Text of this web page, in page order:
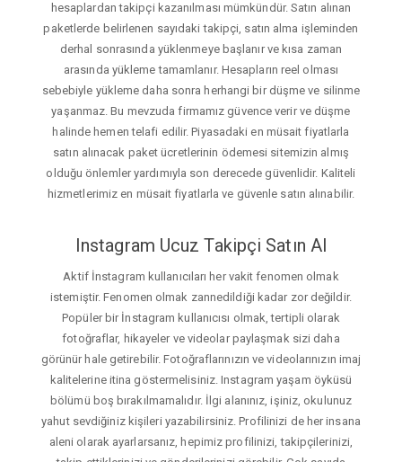
hesaplardan takipçi kazanılması mümkündür. Satın alınan
paketlerde belirlenen sayıdaki takipçi, satın alma işleminden
derhal sonrasında yüklenmeye başlanır ve kısa zaman
arasında yükleme tamamlanır. Hesapların reel olması
sebebiyle yükleme daha sonra herhangi bir düşme ve silinme
yaşanmaz. Bu mevzuda firmamız güvence verir ve düşme
halinde hemen telafi edilir. Piyasadaki en müsait fiyatlarla
satın alınacak paket ücretlerinin ödemesi sitemizin almış
olduğu önlemler yardımıyla son derecede güvenlidir. Kaliteli
hizmetlerimiz en müsait fiyatlarla ve güvenle satın alınabilir.
Instagram Ucuz Takipçi Satın Al
Aktif İnstagram kullanıcıları her vakit fenomen olmak
istemiştir. Fenomen olmak zannedildiği kadar zor değildir.
Popüler bir İnstagram kullanıcısı olmak, tertipli olarak
fotoğraflar, hikayeler ve videolar paylaşmak sizi daha
görünür hale getirebilir. Fotoğraflarınızın ve videolarınızın imaj
kalitelerine itina göstermelisiniz. Instagram yaşam öyküsü
bölümü boş bırakılmamalıdır. İlgi alanınız, işiniz, okulunuz
yahut sevdiğiniz kişileri yazabilirsiniz. Profilinizi de her insana
aleni olarak ayarlarsanız, hepimiz profilinizi, takipçilerinizi,